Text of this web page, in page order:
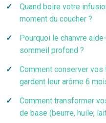
Quand boire votre
moment du coucher ?
Pourquoi le chanvre
sommeil profond ?
Comment conserver vos
gardent leur arôme 6
Comment transformer
de base (beurre, huile,